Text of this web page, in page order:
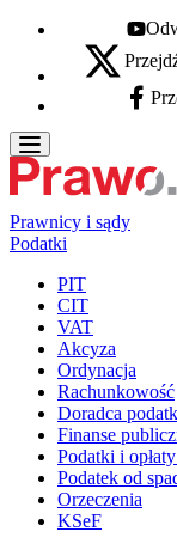
X - otwiera się
Prawnicy i sądy
Podatki
PIT
CIT
VAT
Akcyza
Ordynacja
Rachunkowość
Doradca
Finanse
Podatki i
Podatek od
Orzeczenia
KSeF